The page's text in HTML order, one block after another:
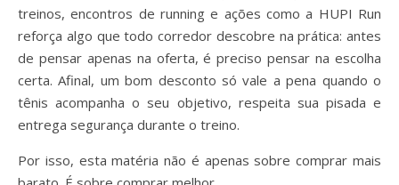
treinos, encontros de running e ações como a HUPI Run
reforça algo que todo corredor descobre na prática: antes
de pensar apenas na oferta, é preciso pensar na escolha
certa. Afinal, um bom desconto só vale a pena quando o
tênis acompanha o seu objetivo, respeita sua pisada e
entrega segurança durante o treino.
Por isso, esta matéria não é apenas sobre comprar mais